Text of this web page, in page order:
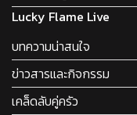
Lucky Flame Live
บทความน่าสนใจ
ข่าวสารและกิจกรรม
เคล็ดลับคู่ครัว